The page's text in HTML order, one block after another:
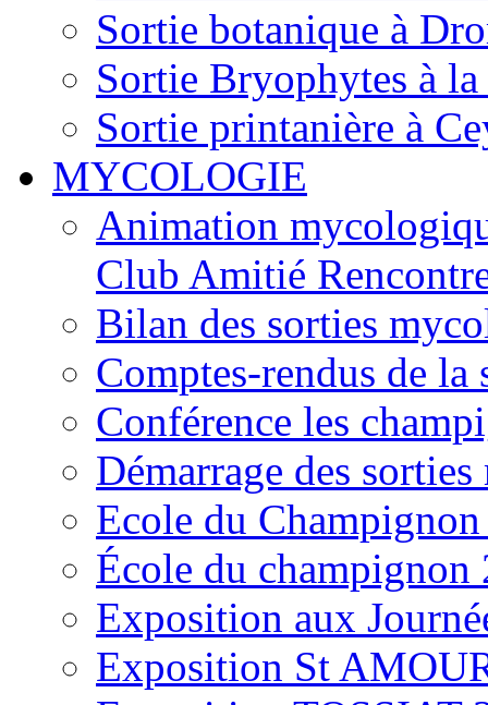
Sortie botanique à
Sortie Bryophytes à la
Sortie printanière à
MYCOLOGIE
Animation
Club Amitié
Bilan des sorties
Comptes-rendus de
Conférence les
Démarrage des
Ecole du
École du champignon
Exposition aux
Exposition St